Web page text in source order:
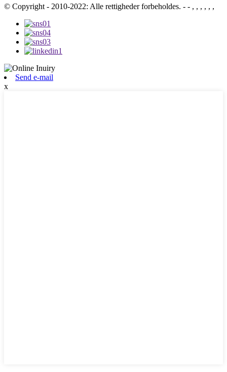
© Copyright - 2010-2022: Alle rettigheder forbeholdes. - - , , , , , ,
Send e-mail
x